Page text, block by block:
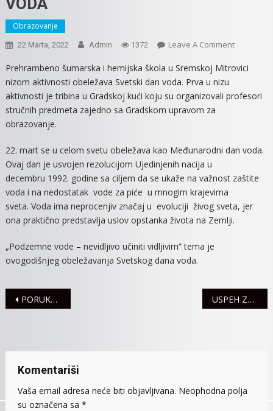
Obrazovanje
22 Marta, 2022 Admin 1372 Leave A CommentOn
UČILI
ZNAČAJU
Prehrambeno šumarska i hemijska škola u Sremskoj Mitrovici
nizom aktivnosti obeležava Svetski dan voda. Prva u nizu
aktivnosti je tribina u Gradskoj kući koju su organizovali profesori
stručnih predmeta zajedno sa Gradskom upravom za
obrazovanje.
22. mart se u celom svetu obeležava kao Međunarodni dan voda.
Ovaj dan je usvojen rezolucijom Ujedinjenih nacija u
decembru 1992. godine sa ciljem da se ukaže na važnost zaštite
voda i na nedostatak vode za piće u mnogim krajevima
sveta. Voda ima neprocenjiv značaj u evoluciji živog sveta, jer
ona praktično predstavlja uslov opstanka života na Zemlji.
„Podzemne vode – nevidljivo učiniti vidljivim“ tema je
ovogodišnjeg obeležavanja Svetskog dana voda.
Navigacija
PORUKA ZA SVETSKI DAN VODA: PODZEMNE VODE – NEVIDLJIVO UČINITI VIDLJIVIM USPEH ZAGARANTOVAN KADA SE VREDNO RADI
Komentariši
Vaša email adresa neće biti objavljivana. Neophodna polja
su označena sa *